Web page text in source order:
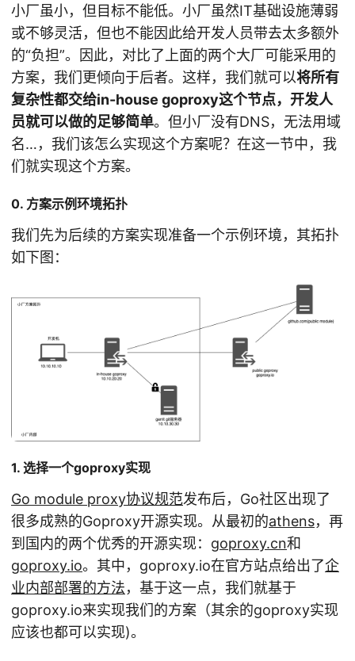
小厂虽小，但目标不能低。小厂虽然IT基础设施薄弱
或不够灵活，但也不能因此给开发人员带去太多额外
的“负担”。因此，对比了上面的两个大厂可能采用的
方案，我们更倾向于后者。这样，我们就可以将所有
复杂性都交给in-house goproxy这个节点，开发人
员就可以做的足够简单。但小厂没有DNS，无法用域
名…，我们该怎么实现这个方案呢？在这一节中，我
们就实现这个方案。
0. 方案示例环境拓扑
我们先为后续的方案实现准备一个示例环境，其拓扑
如下图：
1. 选择一个goproxy实现
Go module proxy协议规范发布后，Go社区出现了
很多成熟的Goproxy开源实现。从最初的athens，再
到国内的两个优秀的开源实现： goproxy.cn和
goproxy.io。其中，goproxy.io在官方站点给出了企
业内部部署的方法，基于这一点，我们就基于
goproxy.io来实现我们的方案（其余的goproxy实现
应该也都可以实现)。